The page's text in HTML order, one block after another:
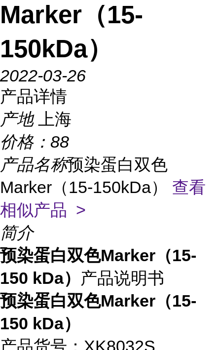
Marker（15-
150kDa）
2022-03-26
产品详情
产地
上海
价格： 88
产品名称预染蛋白双色
Marker（15-150kDa） 查看
相似产品 >
简介
预染蛋白双色Marker（15-
150 kDa） 产品说明书
预染蛋白双色Marker（15-
150 kDa）
产品货号：XK8032S